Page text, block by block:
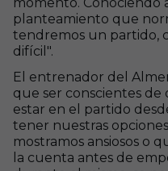
planteamiento que
tendremos un partido,
difícil".
El entrenador del
que ser conscientes de
estar en el partido
tener nuestras
mostramos ansiosos o
la cuenta antes de